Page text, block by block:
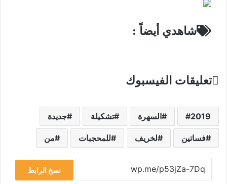
شاهدي أيضاً :
تعليقات الفيسبوك
2019 السهرة تشكيلة جديدة
فساتين لخريف للمحجبات من
نسخ الرابط